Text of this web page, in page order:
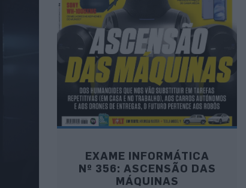
EXAME INFORMÁTICA
Nº 356: ASCENSÃO DAS
MÁQUINAS